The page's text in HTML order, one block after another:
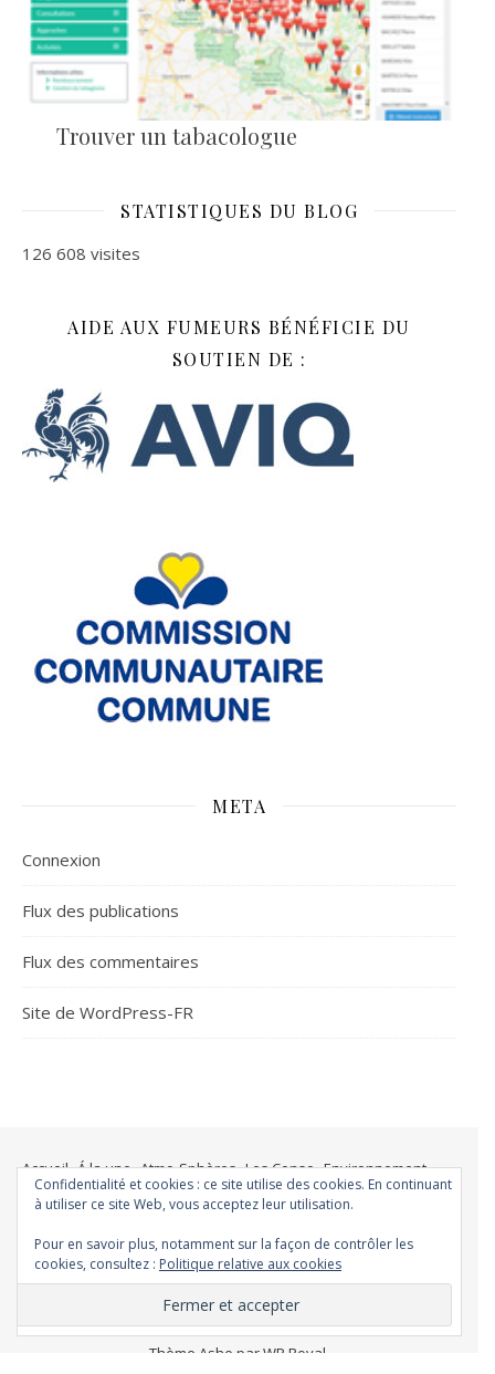
Trouver un tabacologue
STATISTIQUES DU BLOG
126 608 visites
AIDE AUX FUMEURS BÉNÉFICIE DU
SOUTIEN DE :
META
Connexion
Flux des publications
Flux des commentaires
Site de WordPress-FR
Accueil Á la une Atmo-Sphères Les Conso Environnement
Changer ?
Santé et Bien-être FAQ
Santé mentale
Meilleur souffle
Meilleure fertilité
Meilleure vie sexuelle
Moins de dépression Meilleur odorat Meilleur goût
Thème Ashe parWP Royal
Confidentialité et cookies : ce site utilise des cookies. En continuant
à utiliser ce site Web, vous acceptez leur utilisation.
Pour en savoir plus, notamment sur la façon de contrôler les
cookies, consultez : Politique relative aux cookies